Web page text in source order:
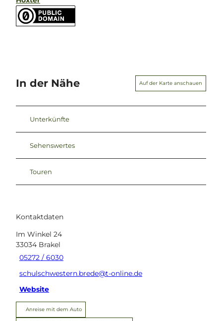
In der Nähe Auf der Karte anschauen
Unterkünfte
Sehenswertes
Touren
Kontaktdaten
Im Winkel 24
33034 Brakel
05272 / 6030
schulschwestern.brede@t-online.de
Website
Anreise mit dem Auto